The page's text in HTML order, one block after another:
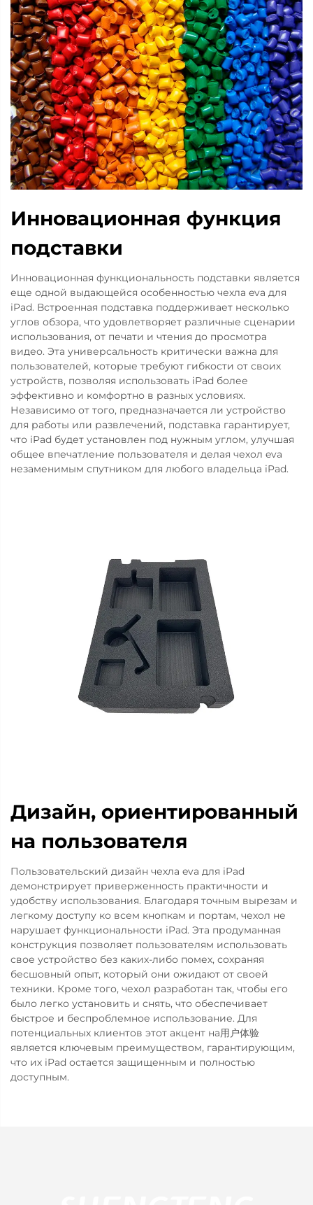
Инновационная функция
подставки
Инновационная функциональность подставки является
еще одной выдающейся особенностью чехла eva для
iPad. Встроенная подставка поддерживает несколько
углов обзора, что удовлетворяет различные сценарии
использования, от печати и чтения до просмотра
видео. Эта универсальность критически важна для
пользователей, которые требуют гибкости от своих
устройств, позволяя использовать iPad более
эффективно и комфортно в разных условиях.
Независимо от того, предназначается ли устройство
для работы или развлечений, подставка гарантирует,
что iPad будет установлен под нужным углом, улучшая
общее впечатление пользователя и делая чехол eva
незаменимым спутником для любого владельца iPad.
Дизайн, ориентированный
на пользователя
Пользовательский дизайн чехла eva для iPad
демонстрирует приверженность практичности и
удобству использования. Благодаря точным вырезам и
легкому доступу ко всем кнопкам и портам, чехол не
нарушает функциональности iPad. Эта продуманная
конструкция позволяет пользователям использовать
свое устройство без каких-либо помех, сохраняя
бесшовный опыт, который они ожидают от своей
техники. Кроме того, чехол разработан так, чтобы его
было легко установить и снять, что обеспечивает
быстрое и беспроблемное использование. Для
потенциальных клиентов этот акцент на用户体验
является ключевым преимуществом, гарантирующим,
что их iPad остается защищенным и полностью
доступным.